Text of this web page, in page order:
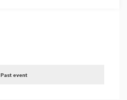
Past event